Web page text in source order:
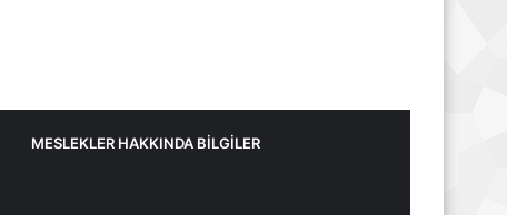
MESLEKLER HAKKINDA BİLGİLER